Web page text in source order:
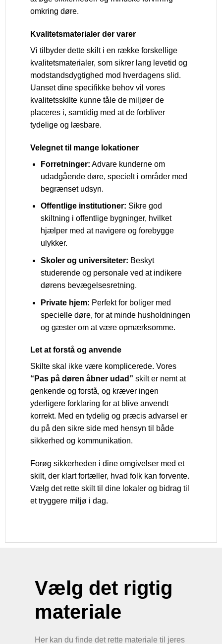
omkring døre.
Kvalitetsmaterialer der varer
Vi tilbyder dette skilt i en række forskellige
kvalitetsmaterialer, som sikrer lang levetid og
modstandsdygtighed mod hverdagens slid.
Uanset dine specifikke behov vil vores
kvalitetsskilte kunne tåle de miljøer de
placeres i, samtidig med at de forbliver
tydelige og læsbare.
Velegnet til mange lokationer
Forretninger: Advare kunderne om
udadgående døre, specielt i områder med
begrænset udsyn.
Offentlige institutioner: Sikre god
skiltning i offentlige bygninger, hvilket
hjælper med at navigere og forebygge
ulykker.
Skoler og universiteter: Beskyt
studerende og personale ved at indikere
dørens bevægelsesretning.
Private hjem: Perfekt for boliger med
specielle døre, for at minde husholdningen
og gæster om at være opmærksomme.
Let at forstå og anvende
Skilte skal ikke være komplicerede. Vores
“Pas på døren åbner udad” skilt er nemt at
genkende og forstå, og kræver ingen
yderligere forklaring for at blive anvendt
korrekt. Med en tydelig og præcis advarsel er
du på den sikre side med hensyn til både
sikkerhed og kommunikation.
Forøg sikkerheden i dine omgivelser med et
skilt, der klart fortæller, hvad folk kan forvente.
Vælg det rette skilt til dine lokaler og bidrag til
et tryggere miljø i dag.
Vælg det rigtig
materiale
Her kan du finde det rette materiale til jeres